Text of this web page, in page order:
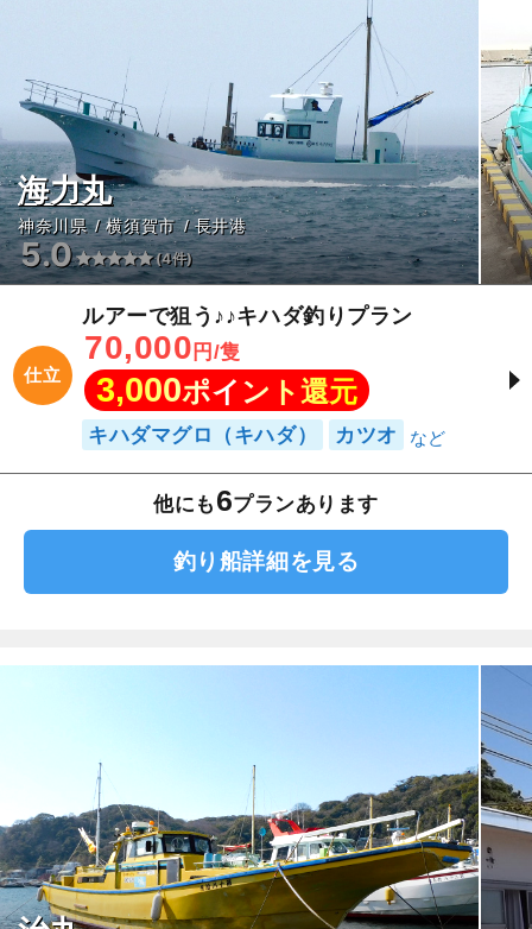
海力丸
神奈川県 横須賀市 長井港
5.0 (4件)
仕立
ルアーで狙う♪♪キハダ釣りプラン
70,000 円/隻
3,000ポイント還元
キハダマグロ（キハダ） カツオ
他にも 6プランあります
釣り船詳細を見る